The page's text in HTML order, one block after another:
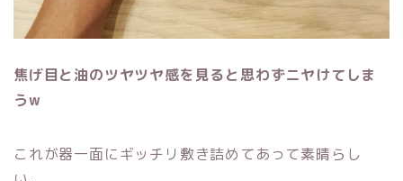
焦げ目と油のツヤツヤ感を見ると思わずニヤけてしま
うw
これが器一面にギッチリ敷き詰めてあって素晴らし